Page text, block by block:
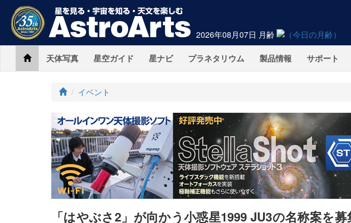
2026年08月07日 月齢
Home天体写真 星空ガイド 星ナビ プラネタリウム 製品情報 サポート
ト イベント
「はやぶさ2」が向かう小惑星1999 JU3の名称案を